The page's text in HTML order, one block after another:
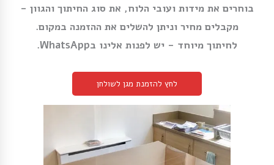
בוחרים את מידות ועובי הלוח, את סוג החיתוך והגוון -
מקבלים מחיר וניתן להשלים את ההזמנה במקום.
לחיתוך מיוחד - יש לפנות אלינו בWhatsApp.
לחץ להזמנת מגן לשולחן